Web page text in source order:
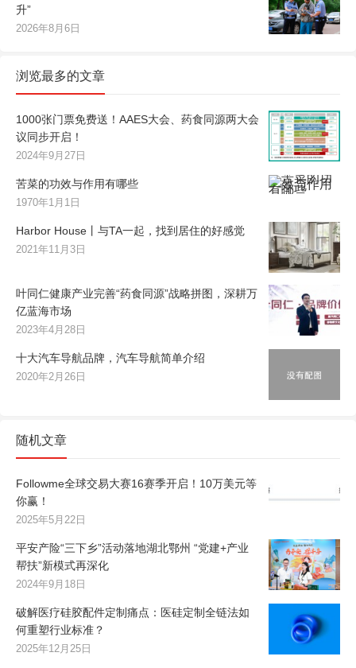
升”
2026年8月6日
浏览最多的文章
1000张门票免费送！AAES大会、药食同源两大会
议同步开启！
2024年9月27日
苦菜的功效与作用有哪些
1970年1月1日
Harbor House丨与TA一起，找到居住的好感觉
2021年11月3日
叶同仁健康产业完善“药食同源”战略拼图，深耕万
亿蓝海市场
2023年4月28日
十大汽车导航品牌，汽车导航简单介绍
2020年2月26日
随机文章
Followme全球交易大赛16赛季开启！10万美元等
你赢！
2025年5月22日
平安产险“三下乡”活动落地湖北鄂州 “党建+产业
帮扶”新模式再深化
2024年9月18日
破解医疗硅胶配件定制痛点：医硅定制全链法如
何重塑行业标准？
2025年12月25日